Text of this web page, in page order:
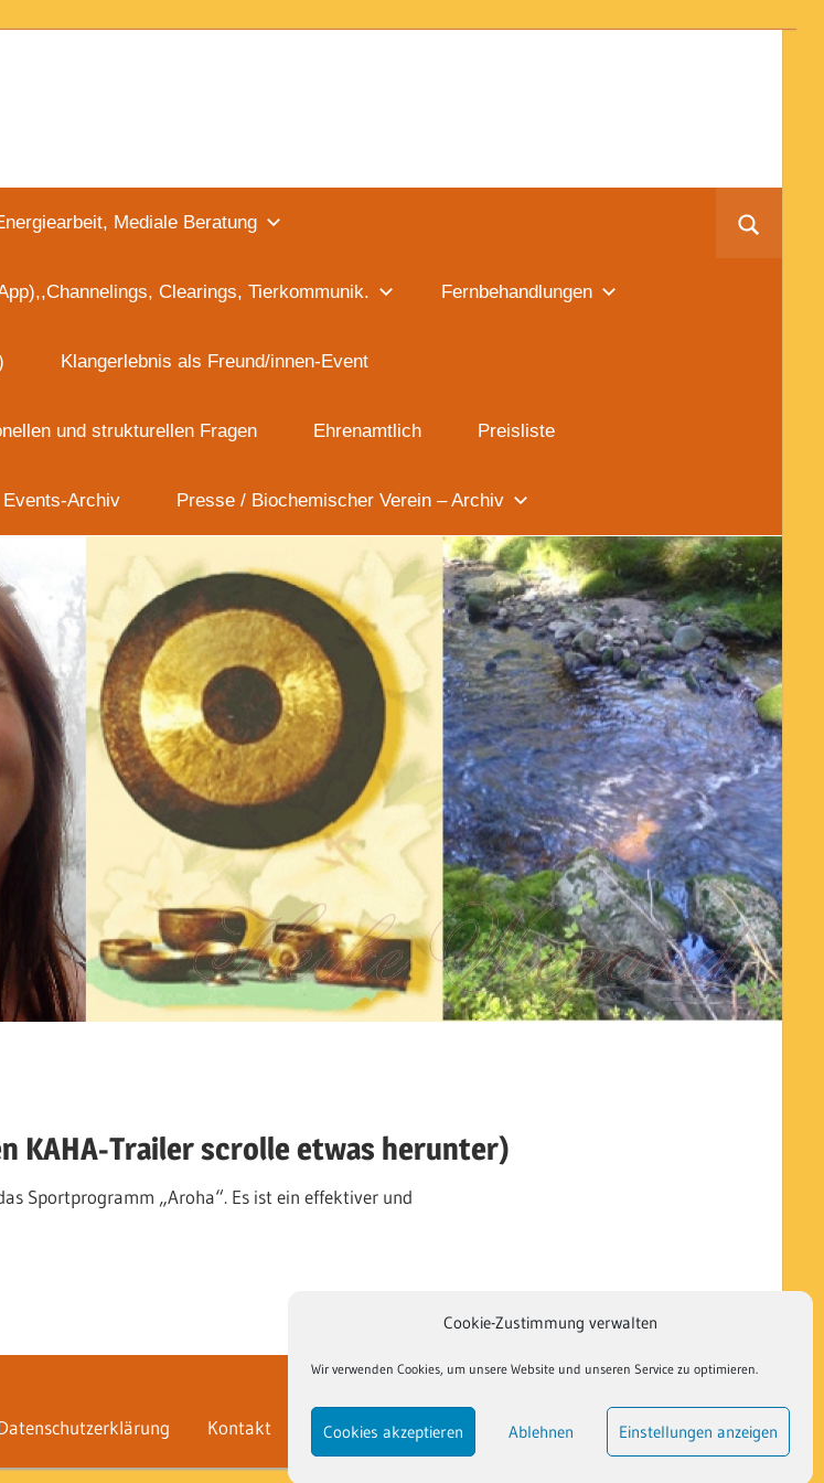
Cookie-Zustimmung verwalten
Wir verwenden Cookies, um unsere Website und unseren Service zu optimieren.
Cookies akzeptieren Ablehnen Einstellungen anzeigen
Mediale Beratung
Clearings, Tierkommunik. Fernbehandlungen
Klangerlebnis als Freund/innen-Event
und strukturellen Fragen Ehrenamtlich Preisliste
Events-Archiv Presse / Biochemischer Verein – Archiv
KAHA-Trailer scrolle etwas herunter)
Sportprogramm „Aroha“. Es ist ein effektiver und
Kontakt Anfahrt Gesetzliches Cookie-Richtlinie (EU)